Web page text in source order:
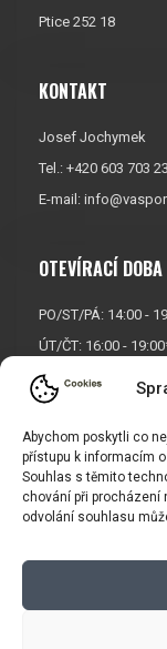
Abychom poskytli co
přístupu k informacím
Souhlas s těmito
chování při procházení
odvolání souhlasu
Ptice 252 18
KONTAKT
Josef Jochymek
Tel.: +420 603 703
E-mail:
OTEVÍRACÍ DOBA
PO/ST/PÁ: 14:00 -
ÚT/ČT: 16:00 -
Sobota: 9:00 -
Neděle:
* Říjen, listopad
OTEVŘENO POUZE